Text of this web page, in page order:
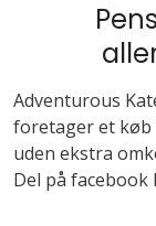
Adventurous
foretager et køb
uden ekstra
Del på facebook